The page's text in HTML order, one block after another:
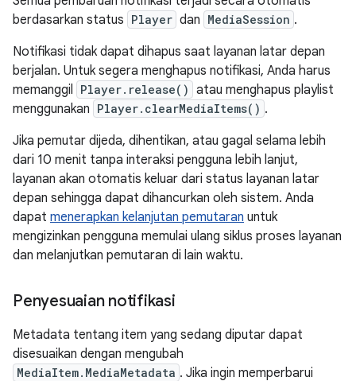
berdasarkan status Player dan MediaSession .
Notifikasi tidak dapat dihapus saat layanan latar depan
berjalan. Untuk segera menghapus notifikasi, Anda harus
memanggil Player.release() atau menghapus playlist
menggunakan Player.clearMediaItems() .
Jika pemutar dijeda, dihentikan, atau gagal selama lebih
dari 10 menit tanpa interaksi pengguna lebih lanjut,
layanan akan otomatis keluar dari status layanan latar
depan sehingga dapat dihancurkan oleh sistem. Anda
dapat menerapkan kelanjutan pemutaran untuk
mengizinkan pengguna memulai ulang siklus proses layanan
dan melanjutkan pemutaran di lain waktu.
Penyesuaian notifikasi
Metadata tentang item yang sedang diputar dapat
disesuaikan dengan mengubah
MediaItem.MediaMetadata . Jika ingin memperbarui